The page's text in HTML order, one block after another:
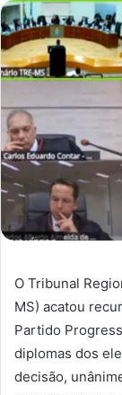
O Tribunal
MS) acatou
Partido
diplomas dos
decisão,